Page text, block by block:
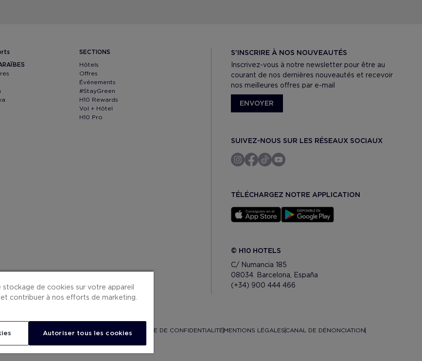
SECTIONS
Hôtels
Offres
Événements
#StayGreen
H10 Rewards
Vol + Hôtel
H10 Pro
S'INSCRIRE À NOS NOUVEAUTÉS
Inscrivez-vous à notre newsletter pour être au
courant de nos dernières nouveautés et recevoir
nos meilleures offres par e-mail
ENVOYER
SUIVEZ-NOUS SUR LES RÉSEAUX SOCIAUX
TÉLÉCHARGEZ NOTRE APPLICATION
© H10 HOTELS
C/ Numancia 185
08034. Barcelona, España
(+34) 900 444 466
DU SITE CONDITIONS CONTRAT COOKIES POLITIQUE DE CONFIDENTIALITÉMENTIONS LÉGALESCANAL DE DÉNONCIATION
TRAVAILLEZ AVEC NOUS
stockage de cookies sur votre appareil
contribuer à nos efforts de marketing.
Autoriser tous les cookies